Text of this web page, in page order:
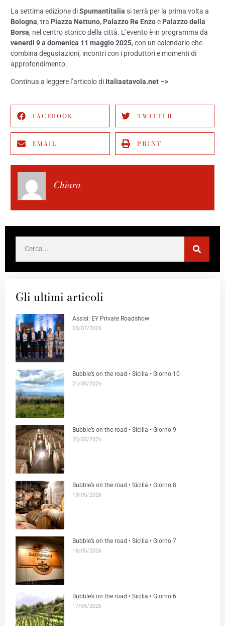
La settima edizione diSpumantitalia si terrà per la prima volta a
Bologna, tra Piazza Nettuno, Palazzo Re Enzoe Palazzo della
Borsa, nel centro storico della città. L’evento è in programma da
venerdì 9 a domenica 11 maggio 2025, con un calendario che
combina degustazioni, incontri con i produttori e momenti di
approfondimento.
Continua a leggere l’articolo di Italiaatavola.net –>
FACEBOOK TWITTER
EMAIL PRINT
Chiara
Gli ultimi articoli
Assisi: EY Private Roadshow
03/07/2026
Bubble’s on the road • Sicilia • Giorno 10
21/05/2026
Bubble’s on the road • Sicilia • Giorno 9
20/05/2026
Bubble’s on the road • Sicilia • Giorno 8
19/05/2026
Bubble’s on the road • Sicilia • Giorno 7
18/05/2026
Bubble’s on the road • Sicilia • Giorno 6
17/05/2026